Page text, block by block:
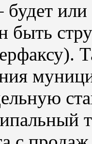
будет
быть